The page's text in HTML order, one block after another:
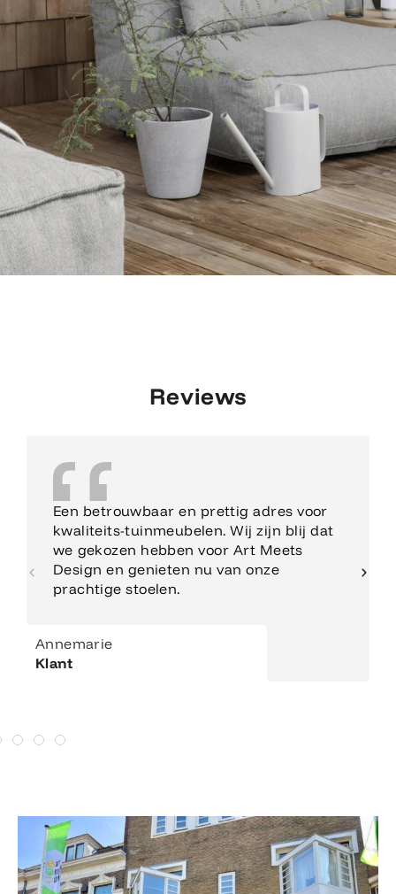
Reviews
Een betrouwbaar en prettig adres voor
kwaliteits-tuinmeubelen. Wij zijn blij dat
we gekozen hebben voor Art Meets
Design en genieten nu van onze
prachtige stoelen.
Annemarie
Klant